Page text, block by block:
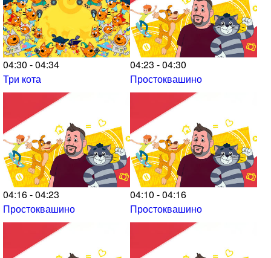
04:30 - 04:34
Три кота
04:23 - 04:30
Простоквашино
04:16 - 04:23
Простоквашино
04:10 - 04:16
Простоквашино